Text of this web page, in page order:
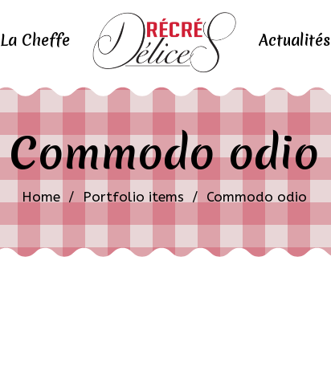
La Cheffe Actualités
Commodo odio
Home / Portfolio items / Commodo odio